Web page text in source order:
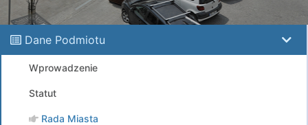
Dane Podmiotu
Wprowadzenie
Statut
Rada Miasta